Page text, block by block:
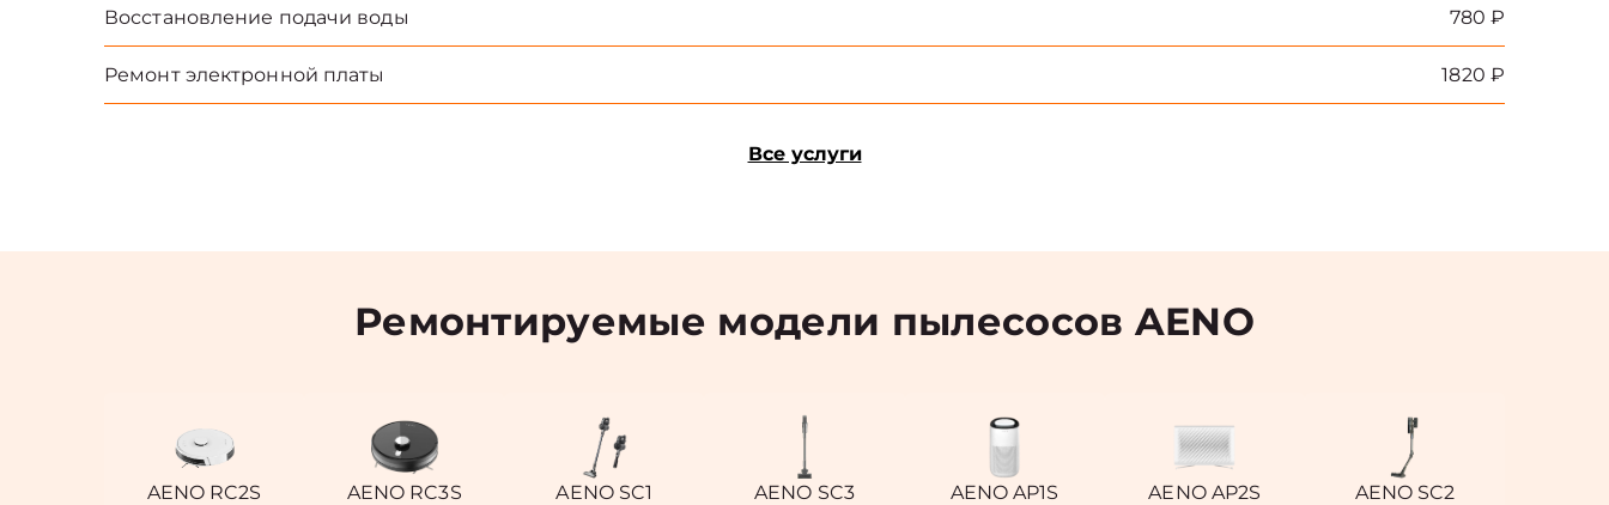
Восстановление подачи воды 780 ₽
Ремонт электронной платы 1820 ₽
Все услуги
Ремонтируемые модели пылесосов AENO
AENO RC2S AENO RC3S AENO SC1 AENO SC3 AENO AP1S AENO AP2S AENO SC2